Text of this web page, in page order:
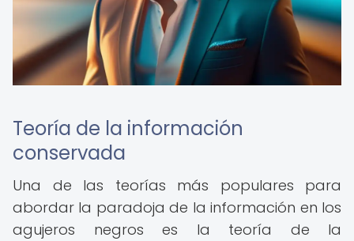
Teoría de la información
conservada
Una de las teorías más populares para
abordar la paradoja de la información en los
agujeros negros es la teoría de la